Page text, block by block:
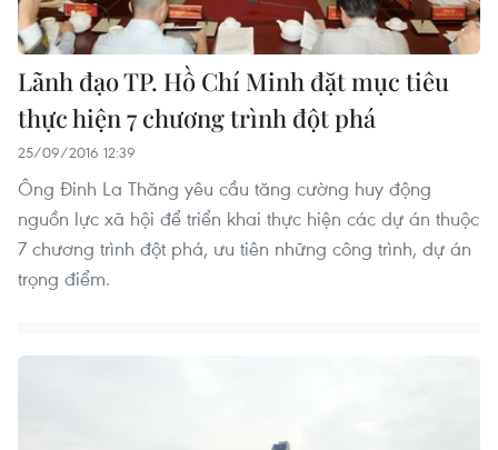
Lãnh đạo TP. Hồ Chí Minh đặt mục tiêu
thực hiện 7 chương trình đột phá
25/09/2016 12:39
Ông Đinh La Thăng yêu cầu tăng cường huy động
nguồn lực xã hội để triển khai thực hiện các dự án thuộc
7 chương trình đột phá, ưu tiên những công trình, dự án
trọng điểm.